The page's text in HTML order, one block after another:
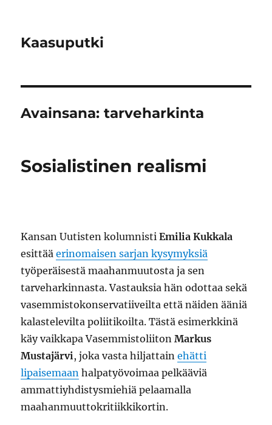
Kaasuputki
Avainsana:tarveharkinta
Sosialistinen realismi
Kansan Uutisten kolumnistiEmilia Kukkala
esittääerinomaisen sarjan kysymyksiä
työperäisestä maahanmuutosta ja sen
tarveharkinnasta. Vastauksia hän odottaa sekä
vasemmistokonservatiiveilta että näiden ääniä
kalastelevilta poliitikoilta. Tästä esimerkkinä
käy vaikkapa VasemmistoliitonMarkus
Mustajärvi, joka vasta hiljattainehätti
lipaisemaan halpatyövoimaa pelkääviä
ammattiyhdistysmiehiä pelaamalla
maahanmuuttokritiikkikortin.